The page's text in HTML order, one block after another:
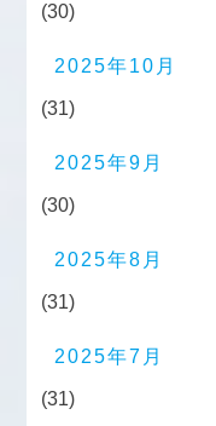
(30)
2025年10月
(31)
2025年9月
(30)
2025年8月
(31)
2025年7月
(31)